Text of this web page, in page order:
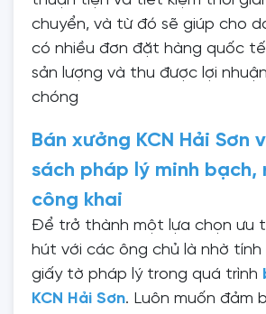
chuyển, và từ đó sẽ giúp cho
có nhiều đơn đặt hàng quốc
sản lượng và thu được lợi
chóng
Bán xưởng KCN Hải Sơn
sách pháp lý minh bạch,
công khai
Để trở thành một lựa chọn ưu
hút với các ông chủ là nhờ tính
giấy tờ pháp lý trong quá trình
KCN Hải Sơn. Luôn muốn đảm